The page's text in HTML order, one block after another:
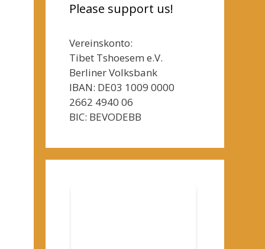
Please support us!
Vereinskonto:
Tibet Tshoesem e.V.
Berliner Volksbank
IBAN: DE03 1009 0000
2662 4940 06
BIC: BEVODEBB